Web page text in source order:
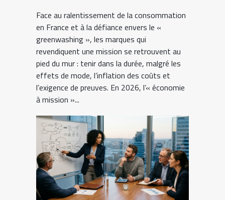
Face au ralentissement de la consommation
en France et à la défiance envers le «
greenwashing », les marques qui
revendiquent une mission se retrouvent au
pied du mur : tenir dans la durée, malgré les
effets de mode, l’inflation des coûts et
l’exigence de preuves. En 2026, l’« économie
à mission »...